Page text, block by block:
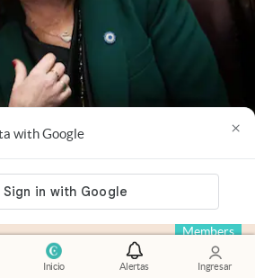
Inicio Alertas Ingresar
with Google ×
no van a crecer, solo van a
Members